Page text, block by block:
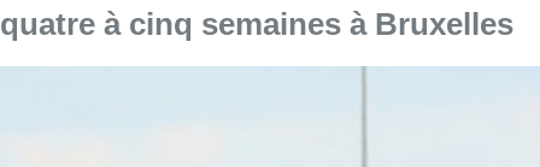
quatre à cinq semaines à Bruxelles